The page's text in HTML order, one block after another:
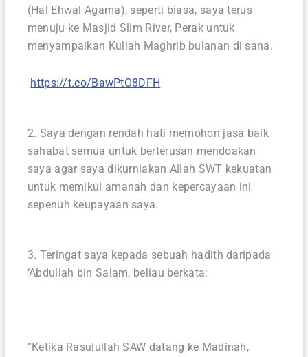
(Hal Ehwal Agama), seperti biasa, saya terus
menuju ke Masjid Slim River, Perak untuk
menyampaikan Kuliah Maghrib bulanan di sana. ⁣
https://t.co/BawPtO8DFH
2. Saya dengan rendah hati memohon jasa baik
sahabat semua untuk berterusan mendoakan
saya agar saya dikurniakan Allah SWT kekuatan
untuk memikul amanah dan kepercayaan ini
sepenuh keupayaan saya.⁣
3. Teringat saya kepada sebuah hadith daripada
‘Abdullah bin Salam, beliau berkata: ⁣
“Ketika Rasulullah SAW datang ke Madinah,